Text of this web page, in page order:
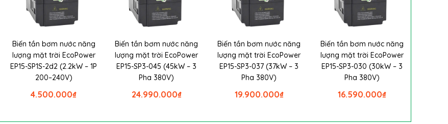
Biến tần bơm nước năng
lượng mặt trời EcoPower
EP15-SP1S-2d2 (2.2kW – 1P
200–240V)
₫
4.500.000
Biến tần bơm nước năng
lượng mặt trời EcoPower
EP15-SP3-045 (45kW – 3
Pha 380V)
₫
24.990.000
Biến tần bơm nước năng
lượng mặt trời EcoPower
EP15-SP3-037 (37kW – 3
Pha 380V)
₫
19.900.000
Biến tần bơm nước năng
lượng mặt trời EcoPower
EP15-SP3-030 (30kW – 3
Pha 380V)
₫
16.590.000